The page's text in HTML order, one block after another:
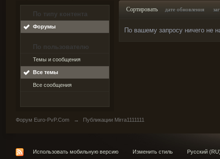
По типу контента
Форумы
По пользователю
Темы и сообщения
Все темы
Все сообщения
Сортировать дате обновления
По вашему запросу ничего не
Форум Euro-PvP.Com → Публикации Mirra1111111
Использовать мобильную версию Изменить стиль Русский